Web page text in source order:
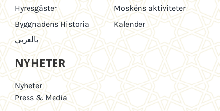
Hyresgäster
Byggnadens Historia
بالعربي
Moskéns aktiviteter
Kalender
NYHETER
Nyheter
Press & Media